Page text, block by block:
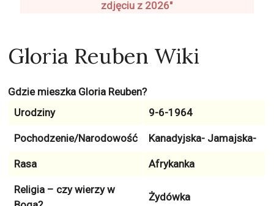
Gloria Reuben Wiki
Gdzie mieszka Gloria Reuben?
Urodziny
9-6-1964
Pochodzenie/Narodowość Kanadyjska- Jamajska-
Rasa Afrykanka
Religia – czy wierzy w
Żydówka